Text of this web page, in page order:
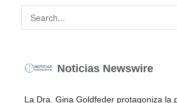
Noticias Newswire
La Dra. Gina Goldfeder protagoniza la